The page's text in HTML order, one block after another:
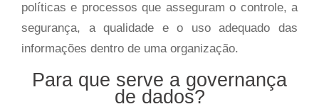
políticas e processos que asseguram o controle, a
segurança, a qualidade e o uso adequado das
informações dentro de uma organização.
Para que serve a governança
de dados?